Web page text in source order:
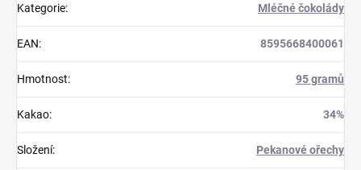
Kategorie: Mléčné čokolády
EAN: 8595668400061
Hmotnost: 95 gramů
Kakao: 34%
Složení: Pekanové ořechy